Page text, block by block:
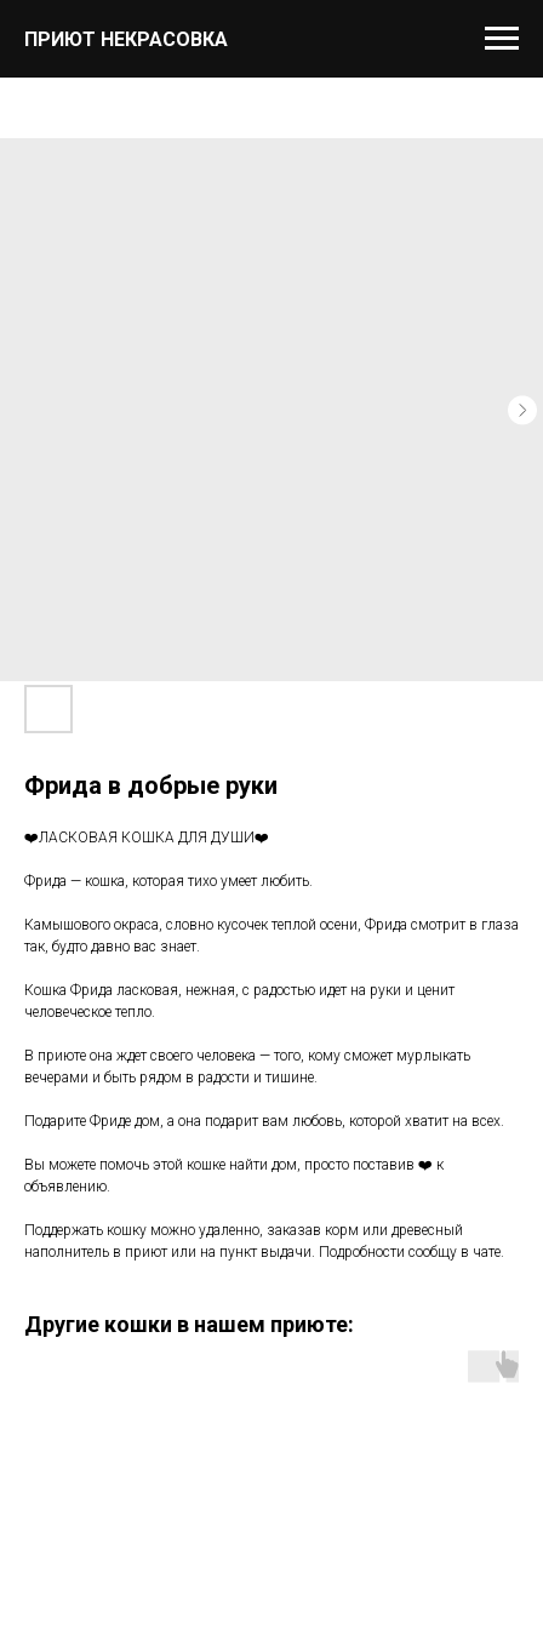
ПРИЮТ НЕКРАСОВКА
Фрида в добрые руки
❤️ЛАСКОВАЯ КОШКА ДЛЯ ДУШИ❤️
Фрида — кошка, которая тихо умеет любить.
Камышового окраса, словно кусочек теплой осени, Фрида смотрит в глаза
так, будто давно вас знает.
Кошка Фрида ласковая, нежная, с радостью идет на руки и ценит
человеческое тепло.
В приюте она ждет своего человека — того, кому сможет мурлыкать
вечерами и быть рядом в радости и тишине.
Подарите Фриде дом, а она подарит вам любовь, которой хватит на всех.
Вы можете помочь этой кошке найти дом, просто поставив ❤️ к
объявлению.
Поддержать кошку можно удаленно, заказав корм или древесный
наполнитель в приют или на пункт выдачи. Подробности сообщу в чате.
Другие кошки в нашем приюте: